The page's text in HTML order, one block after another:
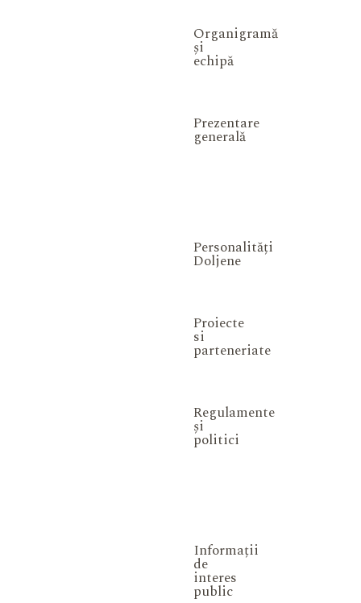
Organigramă
și
echipă
Prezentare
generală
Personalități
Doljene
Proiecte
si
parteneriate
Regulamente
și
politici
Informații
de
interes
public